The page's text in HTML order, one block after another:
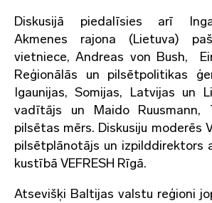
Diskusijā piedalīsies arī
Akmenes rajona (Lietuva)
vietniece, Andreas von Bush,
Reģionālās un pilsētpolitikas
Igaunijas, Somijas, Latvijas un
vadītājs un Maido Ruusmann,
pilsētas mērs. Diskusiju moderēs
pilsētplānotājs un izpilddirektors
kustībā VEFRESH Rīgā.
Atsevišķi Baltijas valstu reģioni